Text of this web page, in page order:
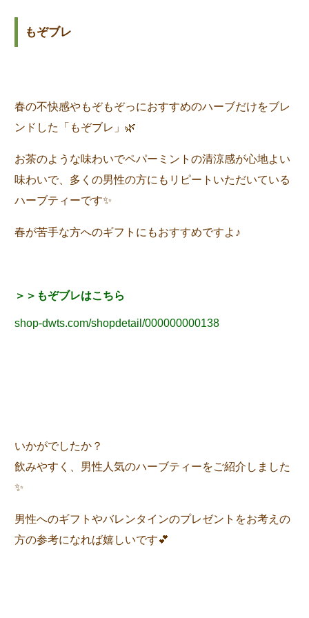
もぞブレ
春の不快感やもぞもぞっにおすすめのハーブだけをブレ
ンドした「もぞブレ」🌿
お茶のような味わいでペパーミントの清涼感が心地よい
味わいで、多くの男性の方にもリピートいただいている
ハーブティーです✨
春が苦手な方へのギフトにもおすすめですよ♪
＞＞もぞブレはこちら
shop-dwts.com/shopdetail/000000000138
いかがでしたか？
飲みやすく、男性人気のハーブティーをご紹介しました
✨
男性へのギフトやバレンタインのプレゼントをお考えの
方の参考になれば嬉しいです💕